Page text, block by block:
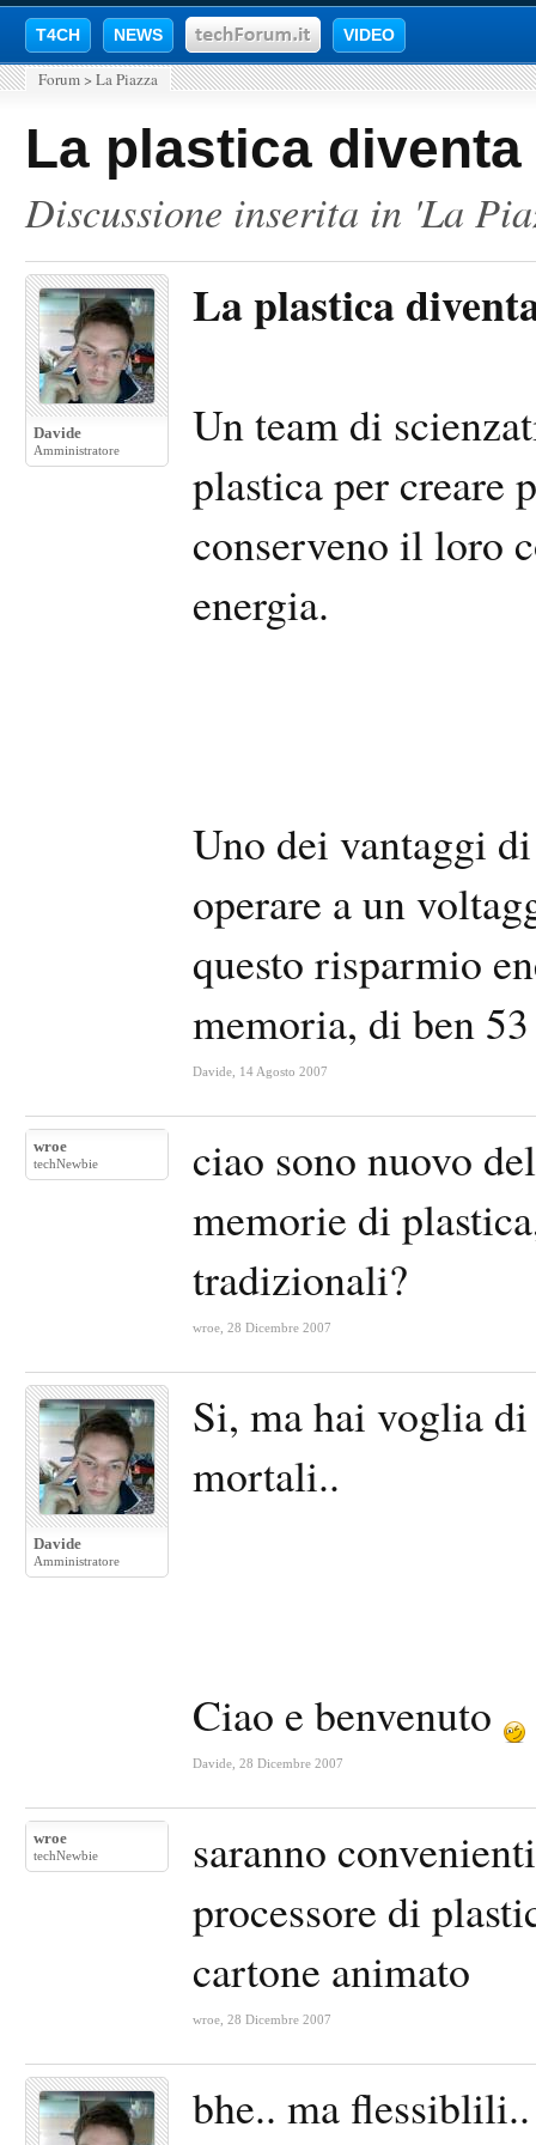
T4CH NEWS VIDEO
Forum > La Piazza
La plastica
Discussione inserita in 'La
Davide
Amministratore
La plastica
Un team di
plastica per creare
conserveno il loro
energia.
Uno dei vantaggi
operare a un
questo risparmio
memoria, di ben
Davide 14 Agosto 2007
wroe
techNewbie
ciao sono nuovo
memorie di
tradizionali?
wroe 28 Dicembre 2007
Davide
Amministratore
Si, ma hai voglia
mortali..
Ciao e benvenuto
Davide 28 Dicembre 2007
wroe
techNewbie
saranno
processore di
cartone animato
wroe 28 Dicembre 2007
bhe.. ma flessiblili..